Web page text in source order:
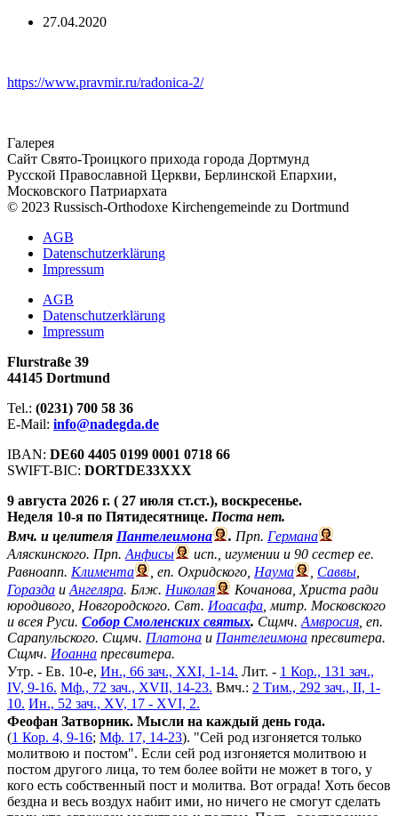
27.04.2020
https://www.pravmir.ru/radonica-2/
Галерея
Сайт Свято-Троицкого прихода города Дортмунд
Русской Православной Церкви, Берлинской Епархии,
Московского Патриархата
© 2023 Russisch-Orthodoxe Kirchengemeinde zu Dortmund
АGB
Datenschutzerklärung
Impressum
АGB
Datenschutzerklärung
Impressum
Flurstraße 39
44145 Dortmund
Tel.: (0231) 700 58 36
E-Mail: info@nadegda.de
IBAN: DE60 4405 0199 0001 0718 66
SWIFT-BIC: DORTDE33XXX
9 августа 2026 г. ( 27 июля ст.ст.), воскресенье.
Неделя 10-я по Пятидесятнице. Поста нет.
Вмч. и целителя Пантелеимона . Прп. Германа
Аляскинского. Прп. Анфисы
исп., игумении и 90 сестер ее.
Равноапп. Климента , еп. Охридского, Наума Саввы
Горазда и Ангеляра. Блж. Николая
Кочанова, Христа ради
юродивого, Новгородского. Свт. Иоасафа , митр. Московского
и всея Руси. Собор Смоленских святых. Сщмч. Амвросия , еп.
Сарапульского. Сщмч. Платона и Пантелеимона пресвитера.
Сщмч. Иоанна пресвитера.
Утр. - Ев. 10-е, Ин., 66 зач., XXI, 1-14. Лит. - 1 Кор., 131 зач.,
IV, 9-16. Мф., 72 зач., XVII, 14-23. Вмч.: 2 Тим., 292 зач., II, 1-
10. Ин., 52 зач., XV, 17 - XVI, 2.
Феофан Затворник. Мысли на каждый день года.
(1 Кор. 4, 9-16; Мф. 17, 14-23). "Сей род изгоняется только
молитвою и постом". Если сей род изгоняется молитвою и
постом другого лица, то тем более войти не может в того, у
кого есть собственный пост и молитва. Вот ограда! Хоть бесов
бездна и весь воздух набит ими, но ничего не смогут сделать